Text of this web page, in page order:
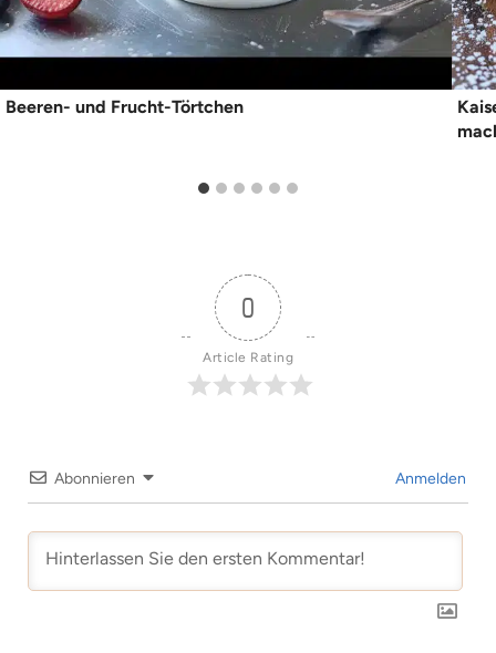
Beeren- und Frucht-Törtchen
0
Article Rating
Abonnieren Anmelden